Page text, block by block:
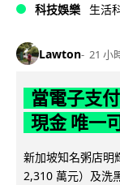
科技娛樂 生活
Lawton 21 小
當電子支
現金 唯一
新加坡知名粥店明
2,310 萬元）及洗